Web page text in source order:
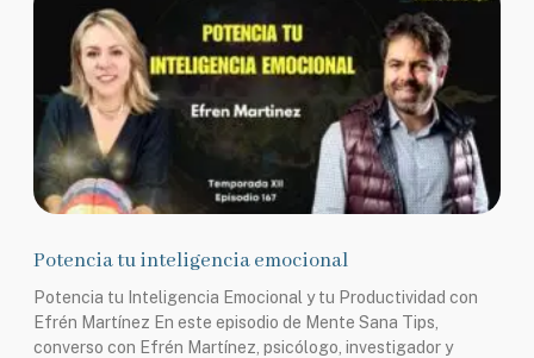
Potencia tu inteligencia emocional
Potencia tu Inteligencia Emocional y tu Productividad con
Efrén Martínez En este episodio de Mente Sana Tips,
converso con Efrén Martínez, psicólogo, investigador y